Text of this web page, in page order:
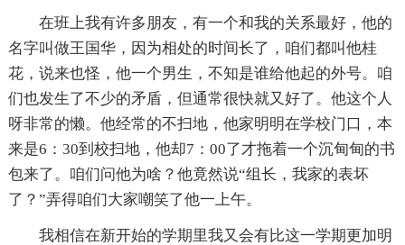
在班上我有许多朋友，有一个和我的关系最好，他的
名字叫做王国华，因为相处的时间长了，咱们都叫他桂
花，说来也怪，他一个男生，不知是谁给他起的外号。咱
们也发生了不少的矛盾，但通常很快就又好了。他这个人
呀非常的懒。他经常的不扫地，他家明明在学校门口，本
来是6：30到校扫地，他却7：00了才拖着一个沉甸甸的书
包来了。咱们问他为啥？他竟然说“组长，我家的表坏
了？”弄得咱们大家嘲笑了他一上午。
我相信在新开始的学期里我又会有比这一学期更加明